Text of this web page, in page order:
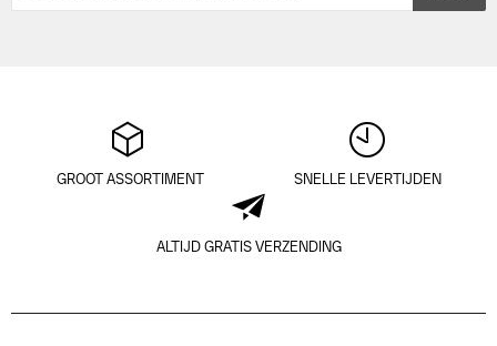
GROOT ASSORTIMENT SNELLE LEVERTIJDEN
ALTIJD GRATIS VERZENDING